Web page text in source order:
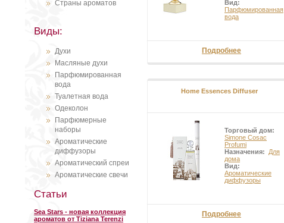
Страны ароматов
Виды:
Духи
Масляные духи
Парфюмированная
вода
Туалетная вода
Одеколон
Парфюмерные
наборы
Ароматические
диффузоры
Ароматический спреи
Ароматические свечи
Статьи
Sea Stars - новая коллекция
ароматов от Tiziana Terenzi
Вид:
Парфюмированная
вода
Подробнее
Home Essences Diffuser
Торговый дом:
Simone Cosac
Profumi
Назначения: Для
дома
Вид:
Ароматические
диффузоры
Подробнее